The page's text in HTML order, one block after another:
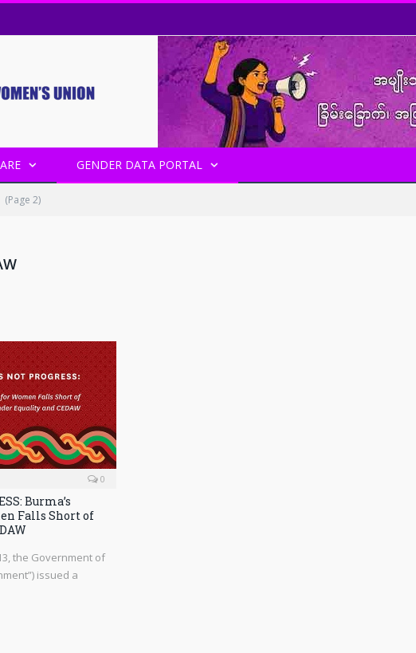
GENDER DATA PORTAL
(Page 2)
0
Burma’s
Falls Short of
the Government of
issued a